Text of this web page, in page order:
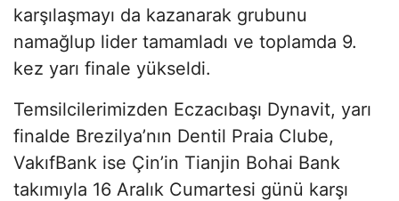
karşılaşmayı da kazanarak grubunu
namağlup lider tamamladı ve toplamda 9.
kez yarı finale yükseldi.
Temsilcilerimizden Eczacıbaşı Dynavit, yarı
finalde Brezilya’nın Dentil Praia Clube,
VakıfBank ise Çin’in Tianjin Bohai Bank
takımıyla 16 Aralık Cumartesi günü karşı